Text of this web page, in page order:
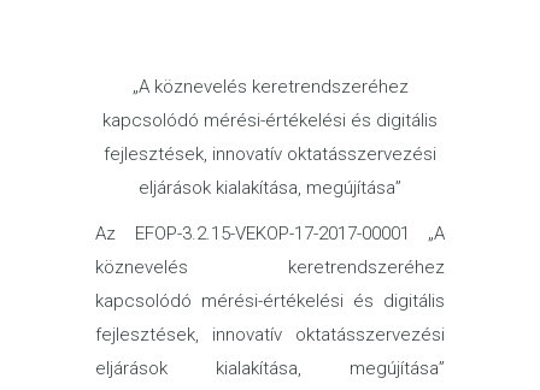
„A köznevelés keretrendszeréhez
kapcsolódó mérési-értékelési és digitális
fejlesztések, innovatív oktatásszervezési
eljárások kialakítása, megújítása”
Az EFOP-3.2.15-VEKOP-17-2017-00001 „A
köznevelés keretrendszeréhez
kapcsolódó mérési-értékelési és digitális
fejlesztések, innovatív oktatásszervezési
eljárások kialakítása, megújítása”